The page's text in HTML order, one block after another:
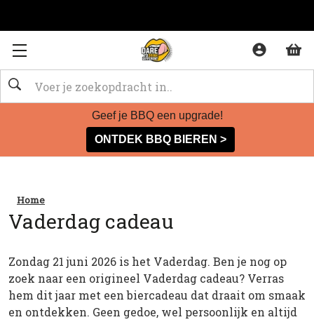
Zoeken
Geef je BBQ een upgrade!
ONTDEK BBQ BIEREN >
Home
Vaderdag cadeau
Zondag 21 juni 2026 is het Vaderdag. Ben je nog op
zoek naar een origineel Vaderdag cadeau? Verras
hem dit jaar met een biercadeau dat draait om smaak
en ontdekken. Geen gedoe, wel persoonlijk en altijd